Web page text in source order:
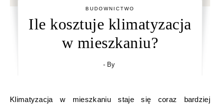
BUDOWNICTWO
Ile kosztuje klimatyzacja
w mieszkaniu?
- By
Klimatyzacja w mieszkaniu staje się coraz bardziej